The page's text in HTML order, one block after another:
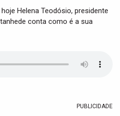
Helena Teodósio, presidente
conta como é a sua
PUBLICIDADE